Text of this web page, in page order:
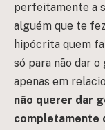
perfeitamente a
alguém que te
hipócrita quem
só para não dar
apenas em
não querer dar
completamente